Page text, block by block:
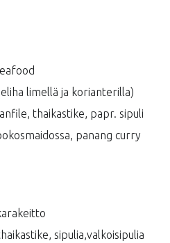
limellä ja korianterilla)
thaikastike, papr. sipuli
panang curry
sipulia,valkoisipulia